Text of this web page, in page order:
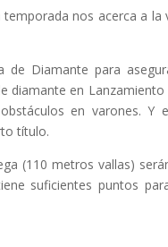
nos acerca a
Diamante para
diamante en
en varones.
título.
(110 metros vallas)
suficientes puntos